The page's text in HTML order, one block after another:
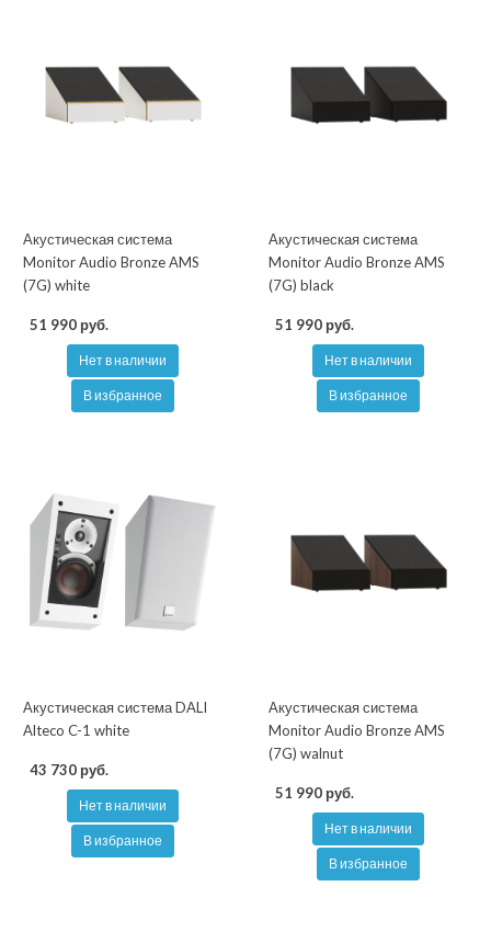
Акустическая система
Monitor Audio Bronze AMS
(7G) white
51 990 руб.
Нет в наличии
В избранное
Акустическая система
Monitor Audio Bronze AMS
(7G) black
51 990 руб.
Нет в наличии
В избранное
Акустическая система DALI
Alteco C-1 white
43 730 руб.
Нет в наличии
В избранное
Акустическая система
Monitor Audio Bronze AMS
(7G) walnut
51 990 руб.
Нет в наличии
В избранное